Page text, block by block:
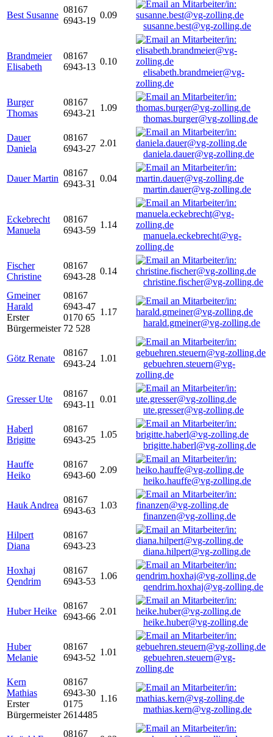
Best Susanne
08167
6943-19
0.09
susanne.best@vg-zolling.de
Brandmeier
Elisabeth
08167
6943-13
0.10
elisabeth.brandmeier@vg-
zolling.de
Burger
Thomas
08167
6943-21
1.09
thomas.burger@vg-zolling.de
Dauer
Daniela
08167
6943-27
2.01
daniela.dauer@vg-zolling.de
Dauer Martin
08167
6943-31
0.04
martin.dauer@vg-zolling.de
Eckebrecht
Manuela
08167
6943-59
1.14
manuela.eckebrecht@vg-
zolling.de
Fischer
Christine
08167
6943-28
0.14
christine.fischer@vg-zolling.de
Gmeiner
Harald
Erster
Bürgermeister
08167
6943-47
0170 65
72 528
1.17
harald.gmeiner@vg-zolling.de
Götz Renate
08167
6943-24
1.01
gebuehren.steuern@vg-
zolling.de
Gresser Ute
08167
6943-11
0.01
ute.gresser@vg-zolling.de
Haberl
Brigitte
08167
6943-25
1.05
brigitte.haberl@vg-zolling.de
Hauffe
Heiko
08167
6943-60
2.09
heiko.hauffe@vg-zolling.de
Hauk Andrea
08167
6943-63
1.03
finanzen@vg-zolling.de
Hilpert
Diana
08167
6943-23
diana.hilpert@vg-zolling.de
Hoxhaj
Qendrim
08167
6943-53
1.06
qendrim.hoxhaj@vg-zolling.de
Huber Heike
08167
6943-66
2.01
heike.huber@vg-zolling.de
Huber
Melanie
08167
6943-52
1.01
gebuehren.steuern@vg-
zolling.de
Kern
Mathias
Erster
Bürgermeister
08167
6943-30
0175
2614485
1.16
mathias.kern@vg-zolling.de
08167